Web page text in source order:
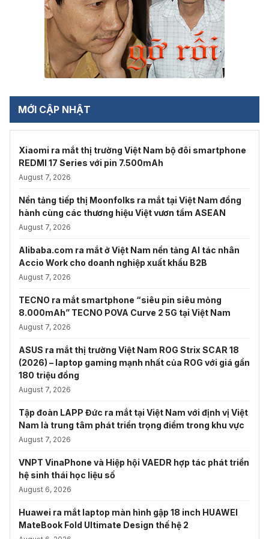
MỚI CẬP NHẬT
Xiaomi ra mắt thị trường Việt Nam bộ đôi smartphone
REDMI 17 Series với pin 7.500mAh
August 7, 2026
Nền tảng tiếp thị Moonfolks ra mắt tại Việt Nam đồng
hành cùng các thương hiệu Việt vươn tầm ASEAN
August 7, 2026
Alibaba.com ra mắt ở Việt Nam nền tảng AI tác nhân
Accio Work cho doanh nghiệp xuất khẩu B2B
August 7, 2026
TECNO ra mắt smartphone “siêu pin siêu mỏng
8.000mAh” TECNO POVA Curve 2 5G tại Việt Nam
August 7, 2026
ASUS ra mắt thị trường Việt Nam ROG Strix SCAR 18
(2026) – laptop gaming mạnh nhất của ROG với giá gần
180 triệu đồng
August 7, 2026
Tập đoàn LAPP Đức ra mắt tại Việt Nam với định vị Việt
Nam là trung tâm phát triển trọng điểm trong khu vực
August 7, 2026
VNPT VinaPhone và Hiệp hội VAEDR hợp tác phát triển
hệ sinh thái học liệu số
August 6, 2026
Huawei ra mắt laptop màn hình gập 18 inch HUAWEI
MateBook Fold Ultimate Design thế hệ 2